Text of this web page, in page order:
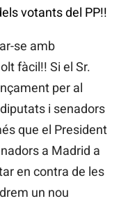
votants del PP!!
se amb
fàcil!! Si el Sr.
per al
i senadors
que el President
a Madrid a
en contra de les
un nou